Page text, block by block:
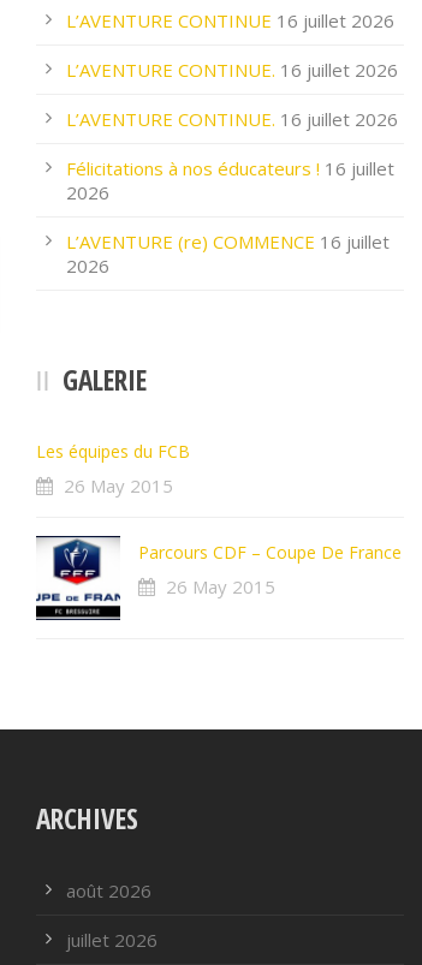
L’AVENTURE CONTINUE 16 juillet 2026
L’AVENTURE CONTINUE. 16 juillet 2026
L’AVENTURE CONTINUE. 16 juillet 2026
Félicitations à nos éducateurs ! 16 juillet
2026
L’AVENTURE (re) COMMENCE 16 juillet
2026
GALERIE
Les équipes du FCB
26 May 2015
Parcours CDF – Coupe De France
26 May 2015
ARCHIVES
août 2026
juillet 2026